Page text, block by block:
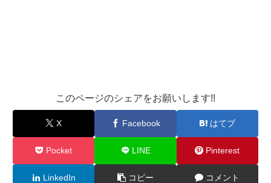
このページのシェアをお願いします!!
X Facebook はてブ
Pocket LINE Pinterest
LinkedIn コピー コメント